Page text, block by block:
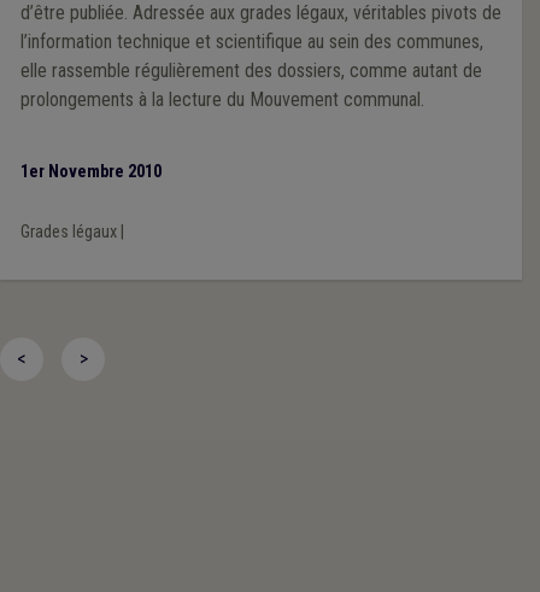
d’être publiée. Adressée aux grades légaux, véritables pivots de
l’information technique et scientifique au sein des communes,
elle rassemble régulièrement des dossiers, comme autant de
prolongements à la lecture du Mouvement communal.
1er Novembre 2010
Grades légaux|
< >